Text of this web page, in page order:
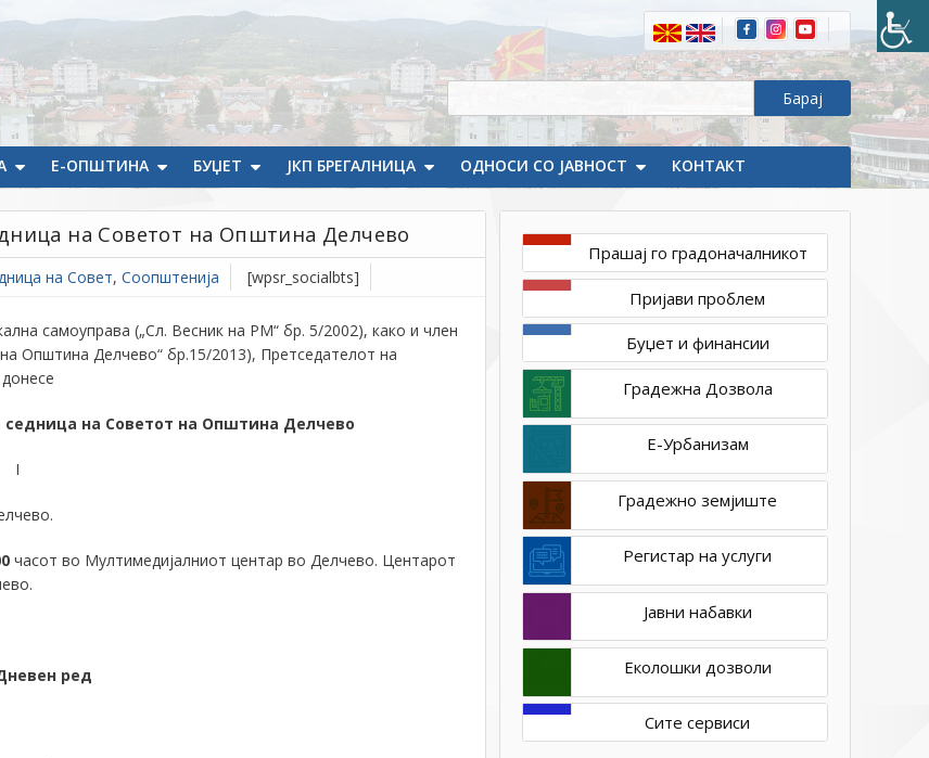
Е-ОПШТИНА БУЏЕТ ЈКП БРЕГАЛНИЦА ОДНОСИ СО ЈАВНОСТ КОНТАКТ
на Советот на Општина Делчево
на Совет, Соопштенија [wpsr_socialbts]
53
редовна
на
Советот
на
Општина
Делчево
самоуправа („Сл. Весник на РМ“ бр. 5/2002), како и член
Општина Делчево“ бр.15/2013), Претседателот на
седница на Советот на Општина Делчево
I
часот во Мултимедијалниот центар во Делчево. Центарот
ред
Прашај го градоначалникот
Пријави проблем
Буџет и финансии
Градежна Дозвола
Е-Урбанизам
Градежно земјиште
Регистар на услуги
Јавни набавки
Еколошки дозволи
Сите сервиси